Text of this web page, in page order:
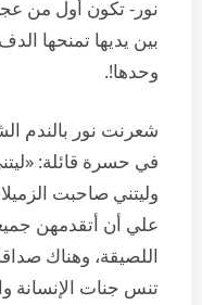
نور- تكون أول من
بين يديها تمنحها
وحدها!.
شعرنت نور بالندم
في حسرة قائلة:
وليتني صاحبت
علي أن أتقدمهن
اللصيقة، وهناك
تنس جنات الإنسانة